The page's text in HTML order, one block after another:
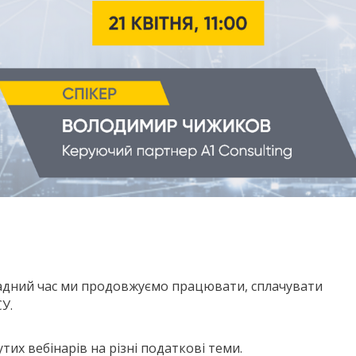
час ми продовжуємо працювати, сплачувати
вебінарів на різні податкові теми.